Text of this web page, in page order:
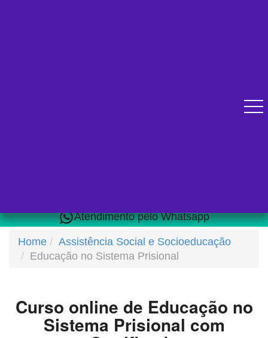
Atendimento pelo Whatsapp
Home
Assistência Social e Socioeducação
Educação no Sistema Prisional
Curso online de Educação no
Sistema Prisional com